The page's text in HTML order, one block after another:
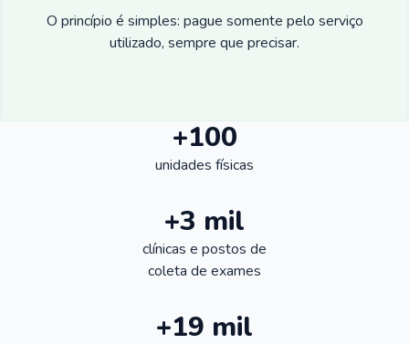
O princípio é simples: pague somente pelo serviço
utilizado, sempre que precisar.
+100
unidades físicas
+3 mil
clínicas e postos de
coleta de exames
+19 mil